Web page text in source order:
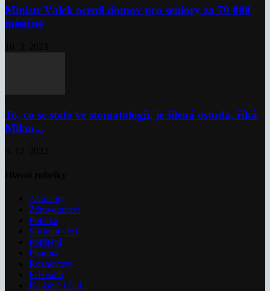
Ministr Válek ocenil domov pro seniory za 70 000
měsíčně
To, co se stalo ve stomatologii, je šílená ostuda, říká
Milan...
Aktuality
Zdravotnictví
Politika
Sociální věci
Pojištění
Pharma
Rozhovory
E-Health
Ke kávě i čaji